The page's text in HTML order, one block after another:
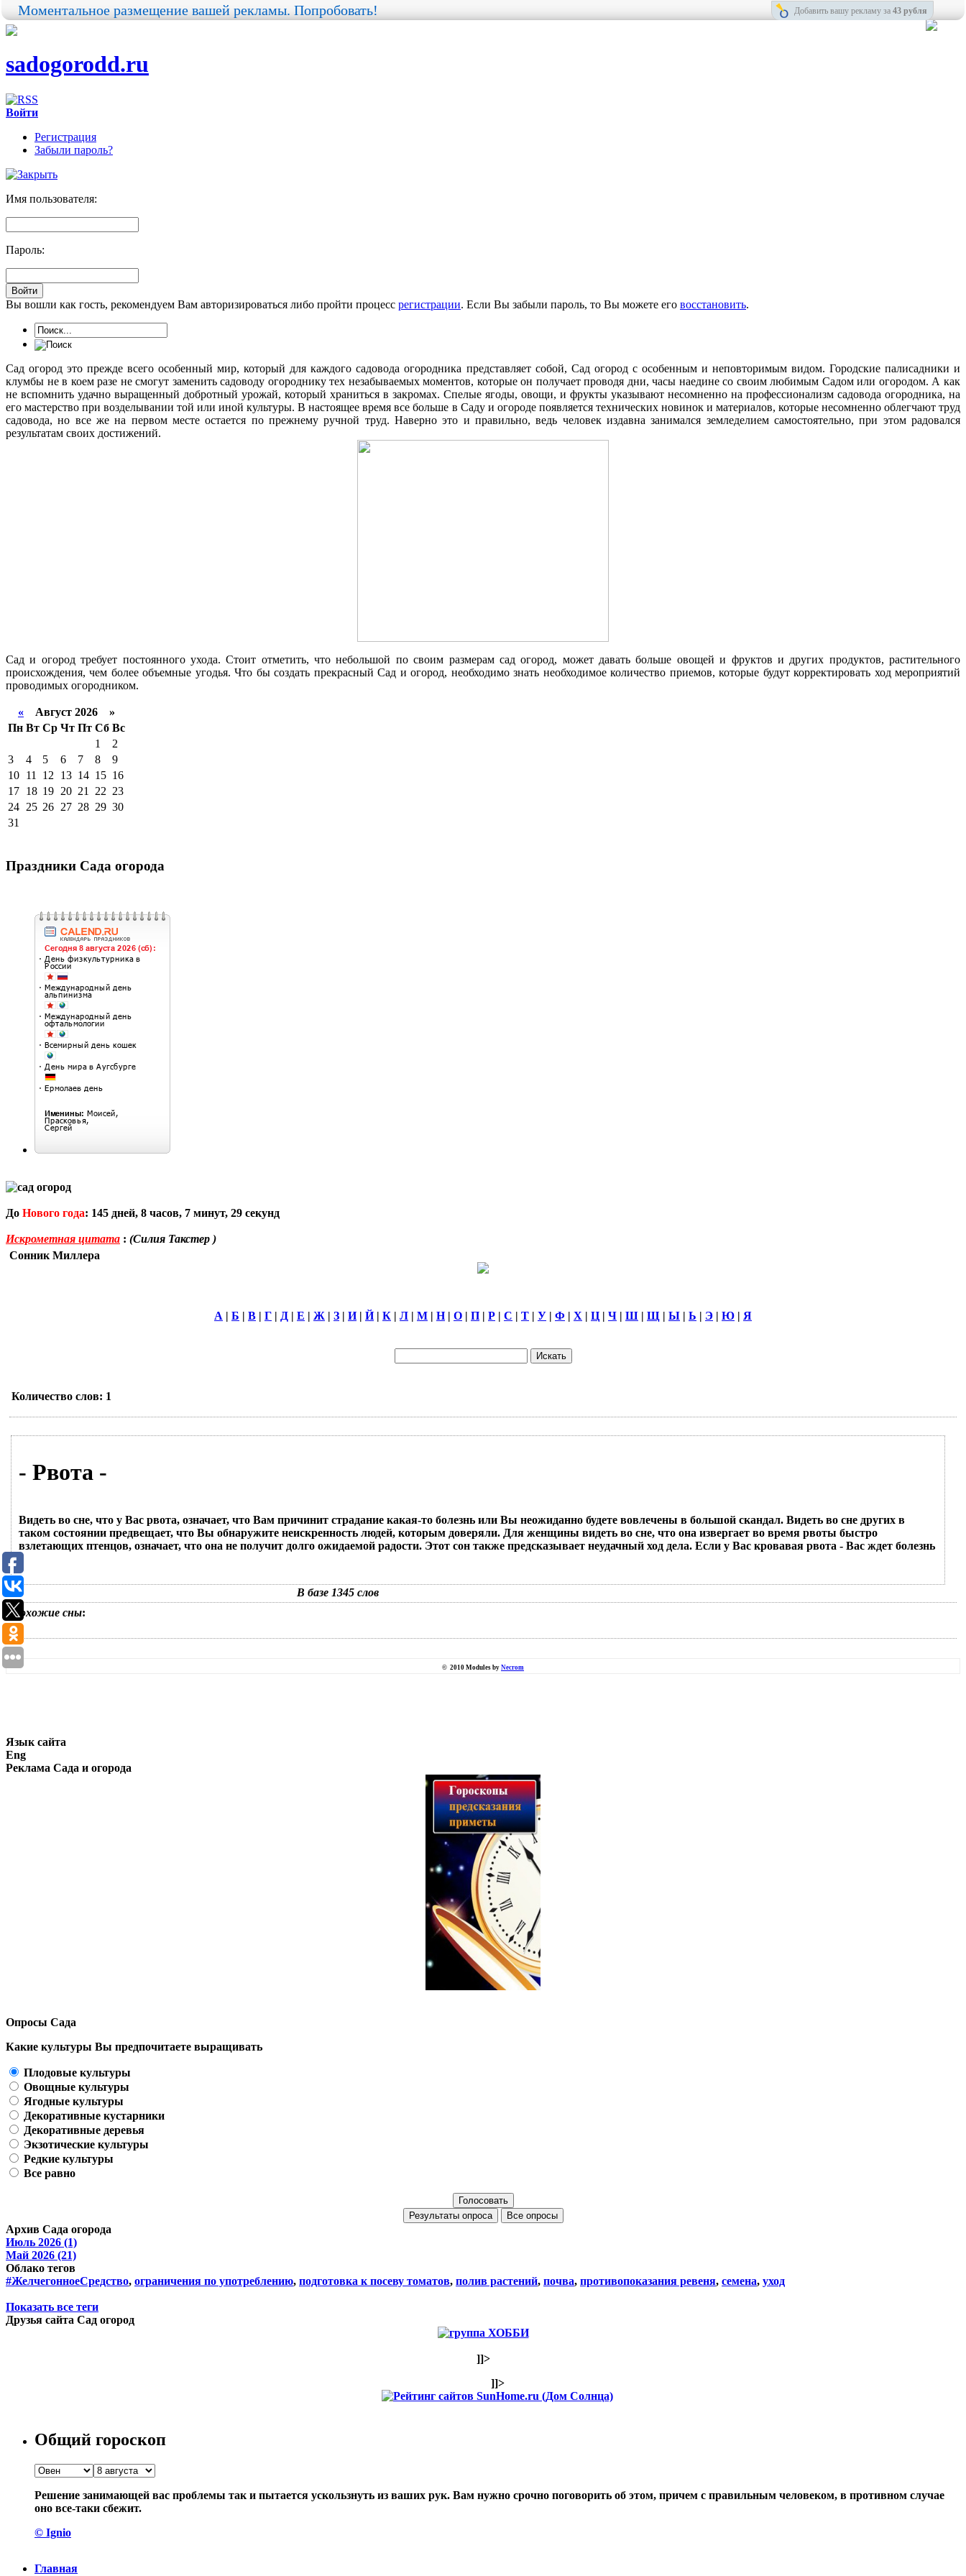
Моментальное размещение вашей рекламы. Попробовать! Добавить вашу рекламу за 43 рубля
sadogorodd.ru
Войти
Регистрация
Забыли пароль?
Имя пользователя:
Пароль:
Вы вошли как гость, рекомендуем Вам авторизироваться либо пройти процесс регистрации. Если Вы забыли пароль, то Вы можете его восстановить.
Сад огород это прежде всего особенный мир, который для каждого садовода огородника представляет собой, Cад огород с особенным и неповторимым видом. Городские палисадники и
клумбы не в коем разе не смогут заменить садоводу огороднику тех незабываемых моментов, которые он получает проводя дни, часы наедине со своим любимым Cадом или огородом. А как
не вспомнить удачно выращенный добротный урожай, который храниться в закромах. Спелые ягоды, овощи, и фрукты указывают несомненно на профессионализм садовода огородника, на
его мастерство при возделывании той или иной культуры. В настоящее время все больше в Cаду и огороде появляется технических новинок и материалов, которые несомненно облегчают труд
садовода, но все же на первом месте остается по прежнему ручной труд. Наверно это и правильно, ведь человек издавна занимался земледелием самостоятельно, при этом радовался
результатам своих достижений.
Сад и огород требует постоянного ухода. Стоит отметить, что небольшой по своим размерам сад огород, может давать больше овощей и фруктов и других продуктов, растительного
происхождения, чем более объемные угодья. Что бы создать прекрасный Сад и огород, необходимо знать необходимое количество приемов, которые будут корректировать ход мероприятий
проводимых огородником.
« Август 2026 »
Пн Вт Ср Чт Пт Сб Вс
1
2
3
4 5 6 7 8
9
10 11 12 13 14 15 16
17 18 19 20 21 22 23
24 25 26 27 28 29 30
31
Праздники Сада огорода
До Нового года: 145 дней, 8 часов, 7 минут, 28 секунд
Искрометная цитата : (Силия Такстер )
Сонник Миллера
А | Б | В | Г | Д | Е | Ж | З | И| Й| К | Л | М | Н| О | П | Р | С | Т | У | Ф | Х | Ц | Ч | Ш | Щ | Ы | Ь | Э | Ю | Я
Количество слов: 1
- Рвота -
Видеть во сне, что у Вас рвота, означает, что Вам причинит страдание какая-то болезнь или Вы неожиданно будете вовлечены в большой скандал. Видеть во сне других в
таком состоянии предвещает, что Вы обнаружите неискренность людей, которым доверяли. Для женщины видеть во сне, что она извергает во время рвоты быстро
взлетающих птенцов, означает, что она не получит долго ожидаемой радости. Этот сон также предсказывает неудачный ход дела. Если у Вас кровавая рвота - Вас ждет болезнь
В базе 1345 слов
Похожие сны:
© 2010 Modules by Necrom
Язык сайта
Eng
Реклама Сада и огорода
Опросы Сада
Какие культуры Вы предпочитаете выращивать
Плодовые культуры
Овощные культуры
Ягодные культуры
Декоративные кустарники
Декоративные деревья
Экзотические культуры
Редкие культуры
Все равно
Все опросы
Архив Сада огорода
Июль 2026 (1)
Май 2026 (21)
Облако тегов
#ЖелчегонноеСредство, ограничения по употреблению, подготовка к посеву томатов, полив растений, почва, противопоказания ревеня, семена, уход
Показать все теги
Друзья сайта Сад огород
]]>
]]>
Общий гороскоп
Решение занимающей вас проблемы так и пытается ускользнуть из ваших рук. Вам нужно срочно поговорить об этом, причем с правильным человеком, в противном случае
оно все-таки сбежит.
© Ignio
Главная